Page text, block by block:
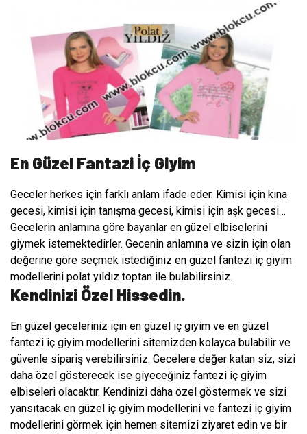
En Güzel Fantazi İç Giyim
Geceler herkes için farklı anlam ifade eder. Kimisi için kına
gecesi, kimisi için tanışma gecesi, kimisi için aşk gecesi…
Gecelerin anlamına göre bayanlar en güzel elbiselerini
giymek istemektedirler. Gecenin anlamına ve sizin için olan
değerine göre seçmek istediğiniz en güzel fantezi iç giyim
modellerini polat yıldız toptan ile bulabilirsiniz.
Kendinizi Özel Hissedin.
En güzel geceleriniz için en güzel iç giyim ve en güzel
fantezi iç giyim modellerini sitemizden kolayca bulabilir ve
güvenle sipariş verebilirsiniz. Gecelere değer katan siz, sizi
daha özel gösterecek ise giyeceğiniz fantezi iç giyim
elbiseleri olacaktır. Kendinizi daha özel göstermek ve sizi
yansıtacak en güzel iç giyim modellerini ve fantezi iç giyim
modellerini görmek için hemen sitemizi ziyaret edin ve bir